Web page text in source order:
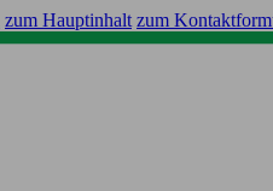
zum Hauptinhalt zum